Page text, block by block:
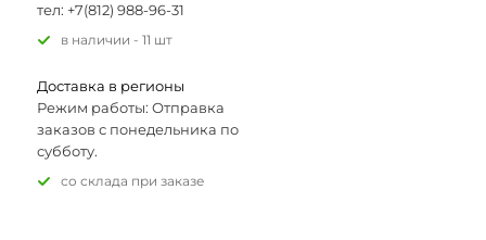
тел: +7(812) 988-96-31
В наличии - 11 шт
Доставка в регионы
Режим работы: Отправка
заказов с понедельника по
субботу.
Со склада при заказе